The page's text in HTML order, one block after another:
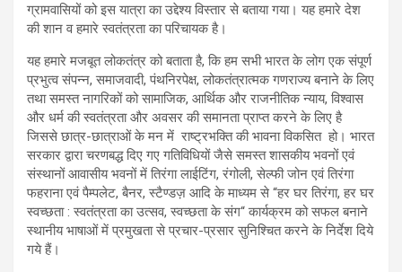
ग्रामवासियों को इस यात्रा का उद्देश्य विस्तार से बताया गया। यह हमारे देश
की शान व हमारे स्वतंत्रता का परिचायक है।
यह हमारे मजबूत लोकतंत्र को बताता है, कि हम सभी भारत के लोग एक संपूर्ण
प्रभुत्व संपन्न, समाजवादी, पंथनिरपेक्ष, लोकतंत्रात्मक गणराज्य बनाने के लिए
तथा समस्त नागरिकों को सामाजिक, आर्थिक और राजनीतिक न्याय, विश्वास
और धर्म की स्वतंत्रता और अवसर की समानता प्राप्त करने के लिए है
जिससे छात्र-छात्राओं के मन में राष्ट्रभक्ति की भावना विकसित हो। भारत
सरकार द्वारा चरणबद्ध दिए गए गतिविधियों जैसे समस्त शासकीय भवनों एवं
संस्थानों आवासीय भवनों में तिरंगा लाईटिंग, रंगोली, सेल्फी जोन एवं तिरंगा
फहराना एवं पैम्पलेट, बैनर, स्टैण्डज़ आदि के माध्यम से “हर घर तिरंगा, हर घर
स्वच्छता : स्वतंत्रता का उत्सव, स्वच्छता के संग“ कार्यक्रम को सफल बनाने
स्थानीय भाषाओं में प्रमुखता से प्रचार-प्रसार सुनिश्चित करने के निर्देश दिये
गये हैं।